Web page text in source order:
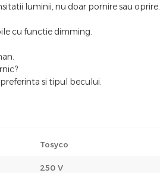
luminii, nu doar pornire sau oprire.
cu functie dimming.
si tipul becului.
Tosyco
250 V